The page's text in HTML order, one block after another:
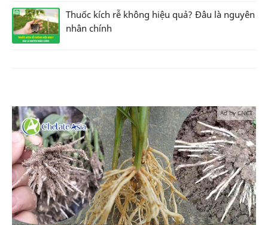
Thuốc kích rễ không hiệu quả? Đâu là nguyên
nhân chính
Ad by CNCT